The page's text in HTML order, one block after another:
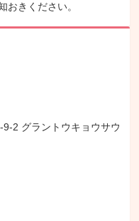
おきください。
2 グラントウキョウサウ